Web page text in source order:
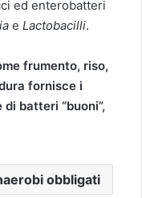
ed enterobatteri
e Lactobacilli.
frumento, riso,
fornisce i
batteri “buoni”,
obbligati